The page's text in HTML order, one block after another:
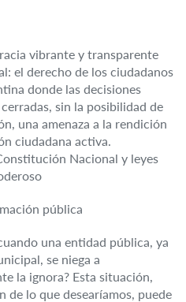
vibrante y transparente
el derecho de los ciudadanos
donde las decisiones
sin la posibilidad de
una amenaza a la rendición
ciudadana activa.
Nacional y leyes
pública
una entidad pública, ya
se niega a
la ignora? Esta situación,
de lo que desearíamos, puede